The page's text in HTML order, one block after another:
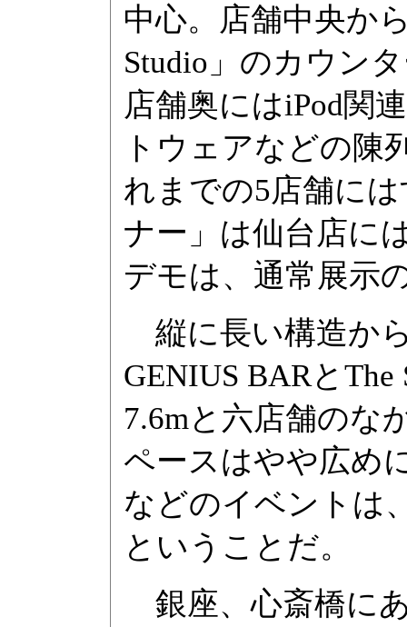
中心。店舗中央か
Studio」のカウン
店舗奥にはiPod関
トウェアなどの陳
れまでの5店舗に
ナー」は仙台店に
デモは、通常展示
縦に長い構造か
GENIUS BARと
7.6mと六店舗のな
ペースはやや広め
などのイベントは
ということだ。
銀座、心斎橋に